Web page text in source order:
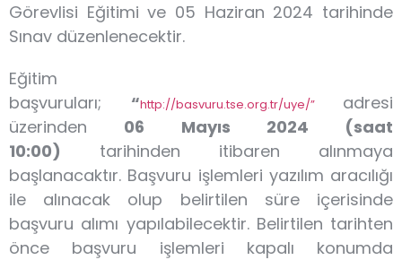
Görevlisi Eğitimi ve 05 Haziran 2024 tarihinde
Sınav düzenlenecektir.
Eğitim
başvuruları; “http://basvuru.tse.org.tr/uye/” adresi
üzerinden 06 Mayıs 2024 (saat
10:00) tarihinden itibaren alınmaya
başlanacaktır. Başvuru işlemleri yazılım aracılığı
ile alınacak olup belirtilen süre içerisinde
başvuru alımı yapılabilecektir. Belirtilen tarihten
önce başvuru işlemleri kapalı konumda